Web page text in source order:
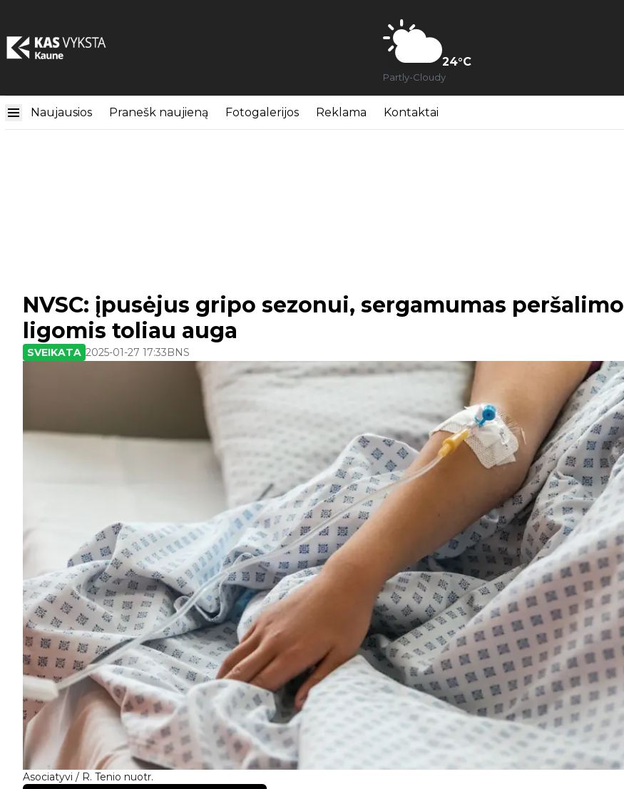
24°C
Partly-Cloudy
Naujausios Pranešk naujieną Fotogalerijos Reklama Kontaktai
Asociatyvi / R. Tenio nuotr.
NVSC: įpusėjus gripo sezonui, sergamumas peršalimo
ligomis toliau auga
SVEIKATA 2025-01-27 17:33BNS